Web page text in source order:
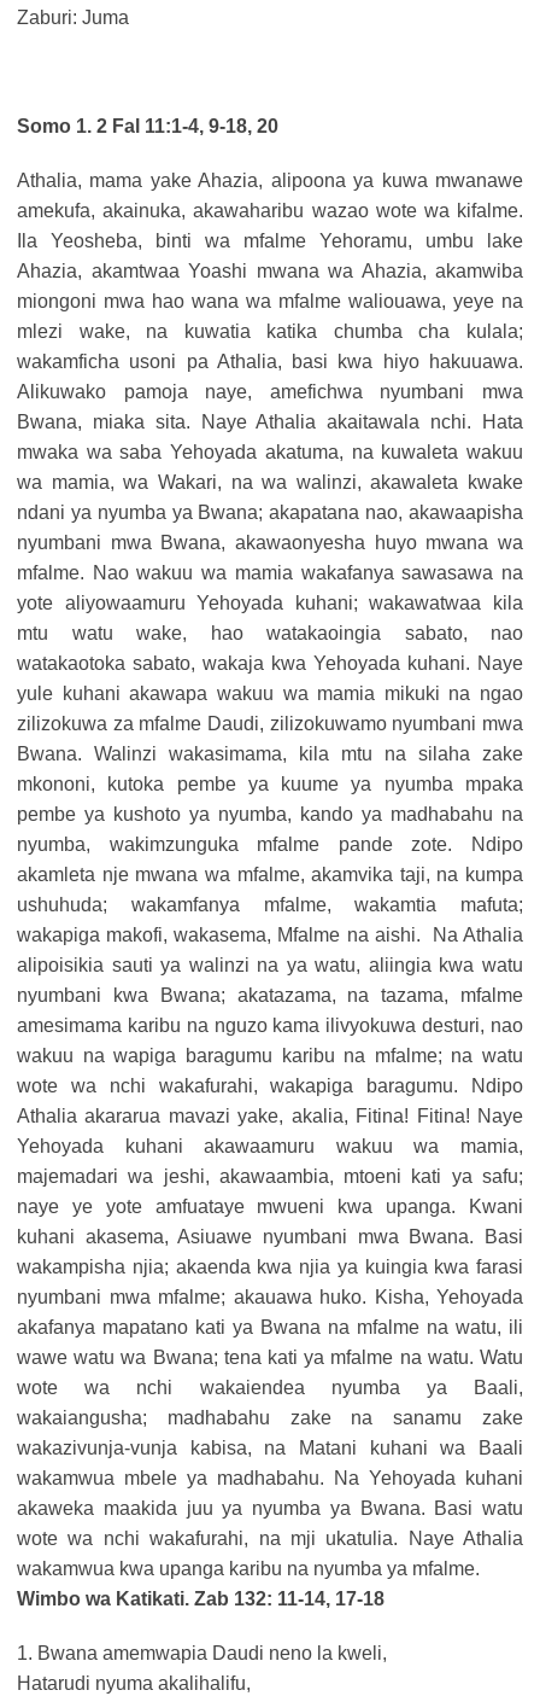
Zaburi: Juma
Somo 1. 2 Fal 11:1-4, 9-18, 20
Athalia, mama yake Ahazia, alipoona ya kuwa mwanawe
amekufa, akainuka, akawaharibu wazao wote wa kifalme.
Ila Yeosheba, binti wa mfalme Yehoramu, umbu lake
Ahazia, akamtwaa Yoashi mwana wa Ahazia, akamwiba
miongoni mwa hao wana wa mfalme waliouawa, yeye na
mlezi wake, na kuwatia katika chumba cha kulala;
wakamficha usoni pa Athalia, basi kwa hiyo hakuuawa.
Alikuwako pamoja naye, amefichwa nyumbani mwa
Bwana, miaka sita. Naye Athalia akaitawala nchi. Hata
mwaka wa saba Yehoyada akatuma, na kuwaleta wakuu
wa mamia, wa Wakari, na wa walinzi, akawaleta kwake
ndani ya nyumba ya Bwana; akapatana nao, akawaapisha
nyumbani mwa Bwana, akawaonyesha huyo mwana wa
mfalme. Nao wakuu wa mamia wakafanya sawasawa na
yote aliyowaamuru Yehoyada kuhani; wakawatwaa kila
mtu watu wake, hao watakaoingia sabato, nao
watakaotoka sabato, wakaja kwa Yehoyada kuhani. Naye
yule kuhani akawapa wakuu wa mamia mikuki na ngao
zilizokuwa za mfalme Daudi, zilizokuwamo nyumbani mwa
Bwana. Walinzi wakasimama, kila mtu na silaha zake
mkononi, kutoka pembe ya kuume ya nyumba mpaka
pembe ya kushoto ya nyumba, kando ya madhabahu na
nyumba, wakimzunguka mfalme pande zote. Ndipo
akamleta nje mwana wa mfalme, akamvika taji, na kumpa
ushuhuda; wakamfanya mfalme, wakamtia mafuta;
wakapiga makofi, wakasema, Mfalme na aishi. Na Athalia
alipoisikia sauti ya walinzi na ya watu, aliingia kwa watu
nyumbani kwa Bwana; akatazama, na tazama, mfalme
amesimama karibu na nguzo kama ilivyokuwa desturi, nao
wakuu na wapiga baragumu karibu na mfalme; na watu
wote wa nchi wakafurahi, wakapiga baragumu. Ndipo
Athalia akararua mavazi yake, akalia, Fitina! Fitina! Naye
Yehoyada kuhani akawaamuru wakuu wa mamia,
majemadari wa jeshi, akawaambia, mtoeni kati ya safu;
naye ye yote amfuataye mwueni kwa upanga. Kwani
kuhani akasema, Asiuawe nyumbani mwa Bwana. Basi
wakampisha njia; akaenda kwa njia ya kuingia kwa farasi
nyumbani mwa mfalme; akauawa huko. Kisha, Yehoyada
akafanya mapatano kati ya Bwana na mfalme na watu, ili
wawe watu wa Bwana; tena kati ya mfalme na watu. Watu
wote wa nchi wakaiendea nyumba ya Baali,
wakaiangusha; madhabahu zake na sanamu zake
wakazivunja-vunja kabisa, na Matani kuhani wa Baali
wakamwua mbele ya madhabahu. Na Yehoyada kuhani
akaweka maakida juu ya nyumba ya Bwana. Basi watu
wote wa nchi wakafurahi, na mji ukatulia. Naye Athalia
wakamwua kwa upanga karibu na nyumba ya mfalme.
Wimbo wa Katikati. Zab 132: 11-14, 17-18
1. Bwana amemwapia Daudi neno la kweli,
Hatarudi nyuma akalihalifu,